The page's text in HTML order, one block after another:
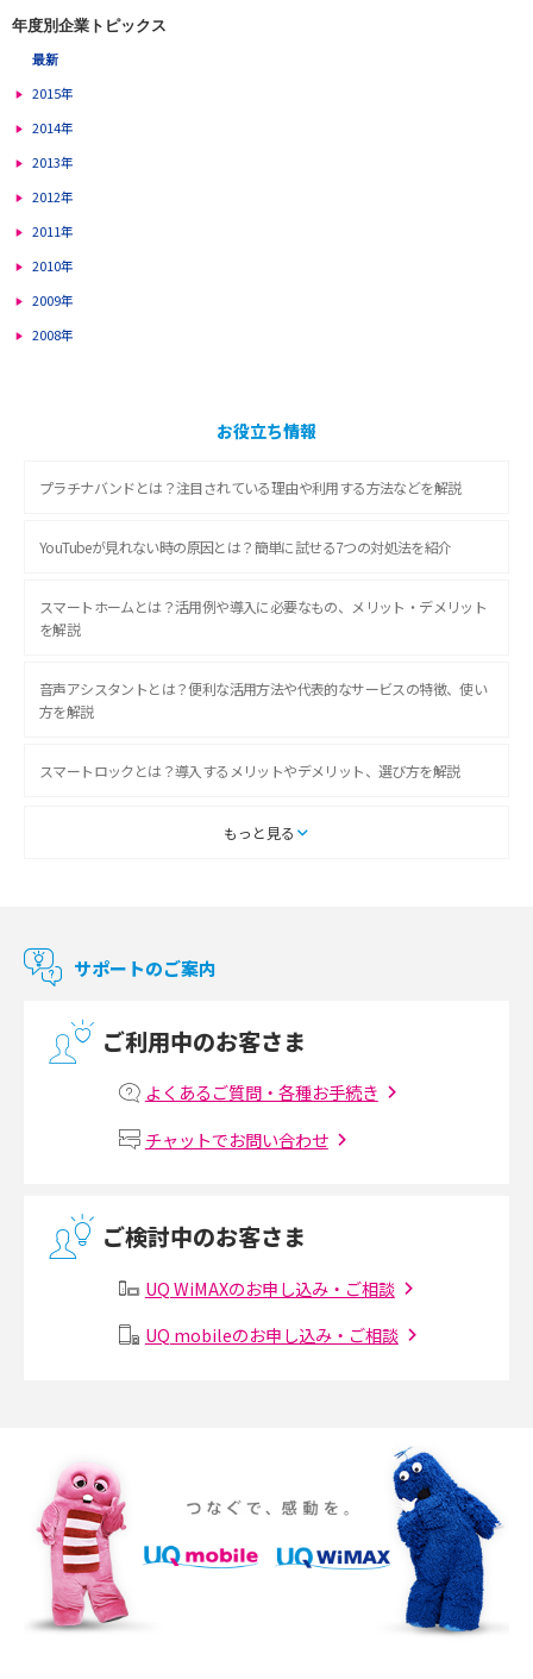
年度別企業トピックス
最新
2015年
2014年
2013年
2012年
2011年
2010年
2009年
2008年
お役立ち情報
プラチナバンドとは？注目されている理由や利用する方法などを解説
YouTubeが見れない時の原因とは？簡単に試せる7つの対処法を紹介
スマートホームとは？活用例や導入に必要なもの、メリット・デメリット
を解説
音声アシスタントとは？便利な活用方法や代表的なサービスの特徴、使い
方を解説
スマートロックとは？導入するメリットやデメリット、選び方を解説
スマートテレビとは？特徴や選び方、使い方をわかりやすく解説
マンションで使えるWi-Fiは？種類ごとの特徴や選び方を紹介
マンションで光回線の利用を始める手順は？設備状況の確認方法も解説
Wi-Fiルーターの設定方法をわかりやすく解説！事前に準備すべきものも紹
無線LANとは？メリット・デメリットや接続方法を解説
メッシュWi-Fiとは？仕組みやメリット・デメリット、中継機との違いを解
ポケット型Wi-Fiをレンタルするメリットとは？選び方や向いている方の特
徴も紹介
持ち運びできるポケット型Wi-Fiのおススメの選び方は？メリット・デメリ
ットも紹介
もっと見る
サポートのご案内
ご利用中のお客さま
よくあるご質問・各種お手続き
チャットでお問い合わせ
ご検討中のお客さま
UQ WiMAXのお申し込み・ご相談
UQ mobileのお申し込み・ご相談